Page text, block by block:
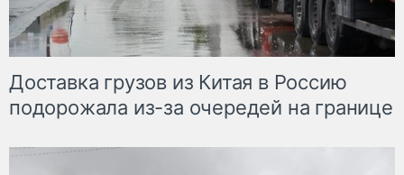
Доставка грузов из Китая в Россию
подорожала из-за очередей на границе